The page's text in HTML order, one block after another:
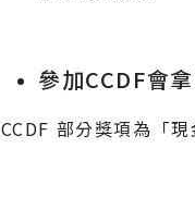
參加CCDF會
CCDF 部分獎項為「